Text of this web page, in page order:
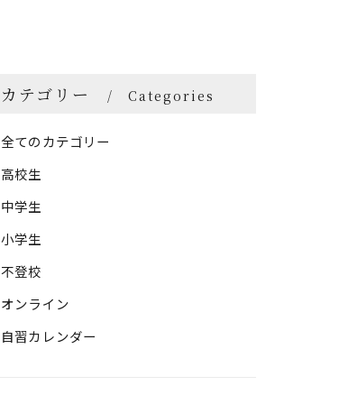
カテゴリー Categories
全てのカテゴリー
高校生
中学生
小学生
不登校
オンライン
自習カレンダー